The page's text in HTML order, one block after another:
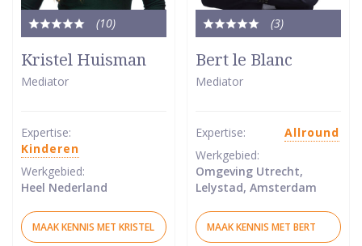
(10)
Totale
waardering:
5
van
Kristel Huisman
Mediator
Expertise:
Kinderen
Werkgebied:
Heel Nederland
MAAK KENNIS MET KRISTEL
(3)
Totale
waardering:
5
van
Bert le Blanc
Mediator
Expertise:
Allround
Werkgebied:
Omgeving Utrecht,
Lelystad, Amsterdam
MAAK KENNIS MET BERT